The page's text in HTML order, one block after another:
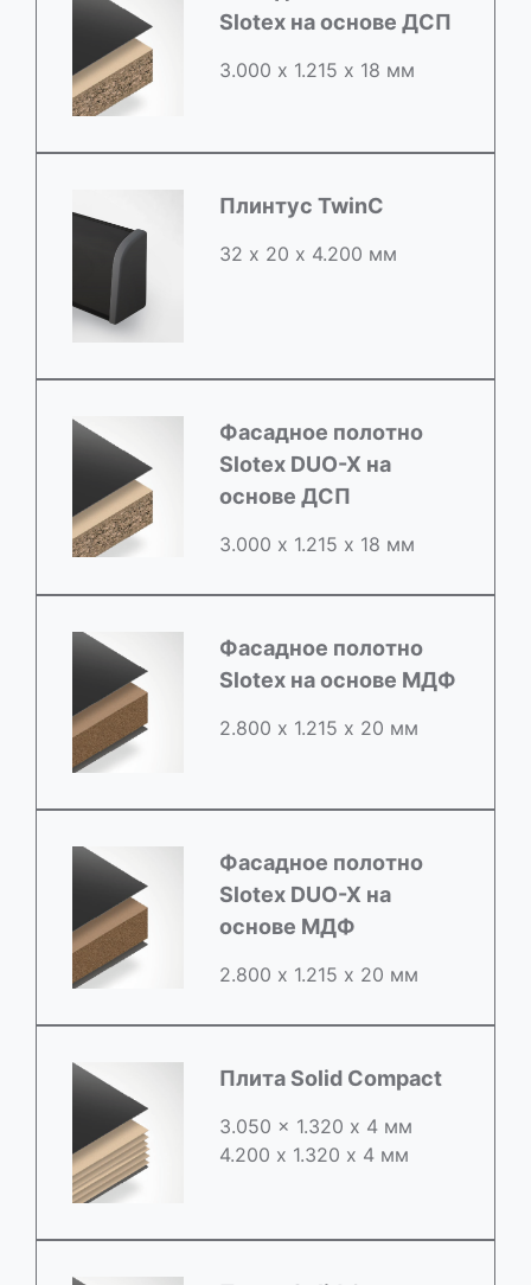
Slotex на основе ДСП
3.000 х 1.215 х 18 мм
Плинтус TwinC
32 х 20 х 4.200 мм
Фасадное полотно
Slotex DUO-X на
основе ДСП
3.000 х 1.215 х 18 мм
Фасадное полотно
Slotex на основе МДФ
2.800 х 1.215 х 20 мм
Фасадное полотно
Slotex DUO-X на
основе МДФ
2.800 х 1.215 х 20 мм
Плита Solid Compact
3.050 x 1.320 х 4 мм
4.200 x 1.320 х 4 мм